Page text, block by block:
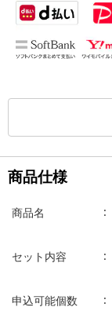
商品仕様
商品名
セット内容
申込可能個数